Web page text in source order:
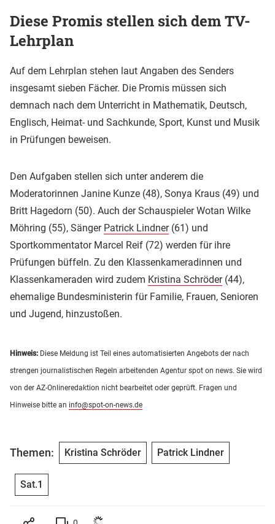
Diese Promis stellen sich dem TV-
Lehrplan
Auf dem Lehrplan stehen laut Angaben des Senders
insgesamt sieben Fächer. Die Promis müssen sich
demnach nach dem Unterricht in Mathematik, Deutsch,
Englisch, Heimat- und Sachkunde, Sport, Kunst und Musik
in Prüfungen beweisen.
Den Aufgaben stellen sich unter anderem die
Moderatorinnen Janine Kunze (48), Sonya Kraus (49) und
Britt Hagedorn (50). Auch der Schauspieler Wotan Wilke
Möhring (55), Sänger Patrick Lindner(61) und
Sportkommentator Marcel Reif (72) werden für ihre
Prüfungen büffeln. Zu den Klassenkameradinnen und
Klassenkameraden wird zudem Kristina Schröder(44),
ehemalige Bundesministerin für Familie, Frauen, Senioren
und Jugend, hinzustoßen.
Hinweis: Diese Meldung ist Teil eines automatisierten Angebots der nach
strengen journalistischen Regeln arbeitenden Agentur spot on news. Sie wird
von der AZ-Onlineredaktion nicht bearbeitet oder geprüft. Fragen und
Hinweise bitte an info@spot-on-news.de
Themen: Kristina Schröder Patrick Lindner
Sat.1